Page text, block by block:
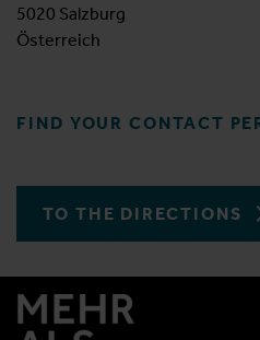
5020 Salzburg
Österreich
FIND YOUR CONTACT
TO THE DIRECTIONS